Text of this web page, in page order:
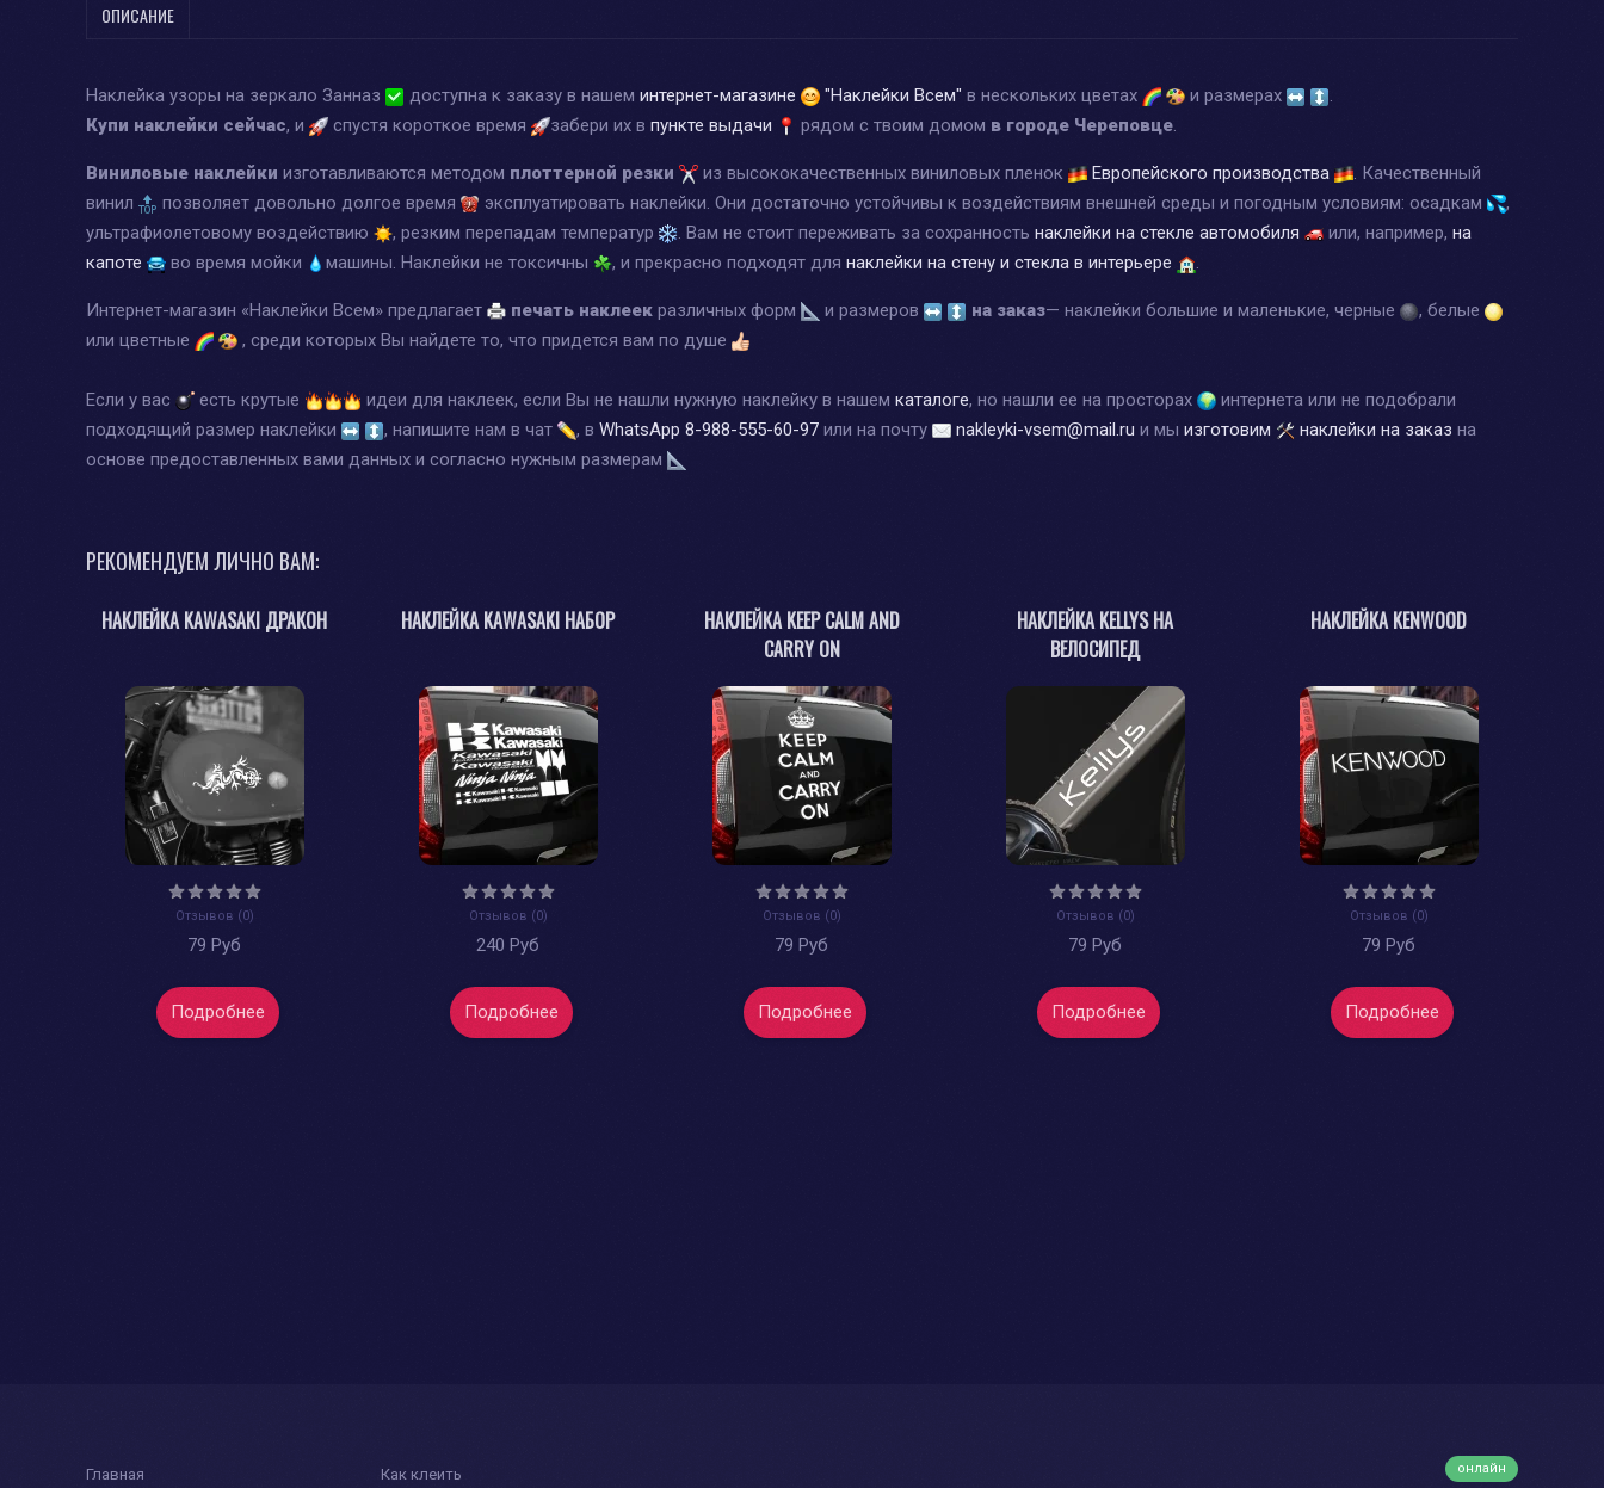
ОПИСАНИЕ
Наклейка узоры на зеркало Занназ доступна к заказу в нашем интернет-магазине "Наклейки Всем" в нескольких цветах и размерах
.
Купи наклейки сейчас, и спустя короткое время забери их в пункте выдачи рядом с твоим домом в городе Череповце.
Виниловые наклейки изготавливаются методом плоттерной резки из высококачественных виниловых пленок Европейского производства
. Качественный
винил
позволяет довольно долгое время эксплуатировать наклейки. Они достаточно устойчивы к воздействиям внешней среды и погодным условиям: осадкам
,
ультрафиолетовому воздействию
, резким перепадам температур . Вам не стоит переживать за сохранность наклейки на стекле автомобиля или, например, на
капоте
во время мойки машины. Наклейки не токсичны , и прекрасно подходят для наклейки на стену и стекла в интерьере .
Интернет-магазин «Наклейки Всем» предлагает печать наклеек различных форм и размеров на заказ— наклейки большие и маленькие, черные
, белые
или цветные
, среди которых Вы найдете то, что придется вам по душе
Если у вас есть крутые идеи для наклеек, если Вы не нашли нужную наклейку в нашем каталоге, но нашли ее на просторах
интернета или не подобрали
подходящий размер наклейки
, напишите нам в чат , в WhatsApp 8-988-555-60-97 или на почту nakleyki-vsem@mail.ru и мы изготовим наклейки на заказ на
основе предоставленных вами данных и согласно нужным размерам
РЕКОМЕНДУЕМ ЛИЧНО ВАМ:
НАКЛЕЙКА KAWASAKI ДРАКОН
Отзывов (0)
79 Руб
Подробнее
НАКЛЕЙКА KAWASAKI НАБОР
Отзывов (0)
240 Руб
Подробнее
НАКЛЕЙКА KEEP CALM AND
CARRY ON
Отзывов (0)
79 Руб
Подробнее
НАКЛЕЙКА KELLYS НА
ВЕЛОСИПЕД
Отзывов (0)
79 Руб
Подробнее
НАКЛЕЙКА KENWOOD
Отзывов (0)
79 Руб
Подробнее
Главная Как клеить онлайн